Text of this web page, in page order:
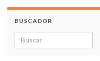
BUSCADOR
Search for: